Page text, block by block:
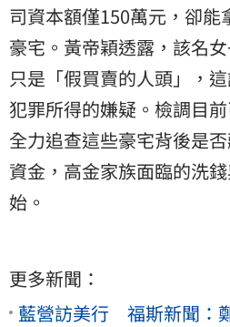
司資本額僅150萬元，卻能
豪宅。黃帝穎透露，該名
只是「假買賣的人頭」，
犯罪所得的嫌疑。檢調目
全力追查這些豪宅背後是
資金，高金家族面臨的洗
始。
更多新聞：
藍營訪美行 福斯新聞：